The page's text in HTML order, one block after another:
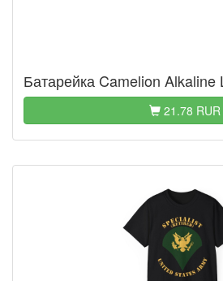
Батарейка Camelion
21.78 RUR